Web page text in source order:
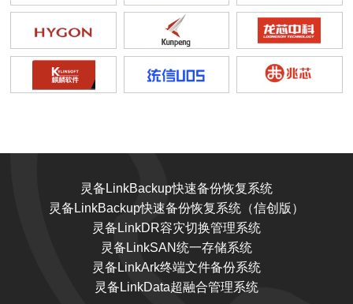
灵备LinkBackup快速备份恢复系统
灵备LinkBackup快速备份恢复系统（信创版）
灵备LinkDR容灾切换管理系统
灵备LinkSAN统一存储系统
灵备LinkArk终端文件备份系统
灵备LinkData超融合管理系统